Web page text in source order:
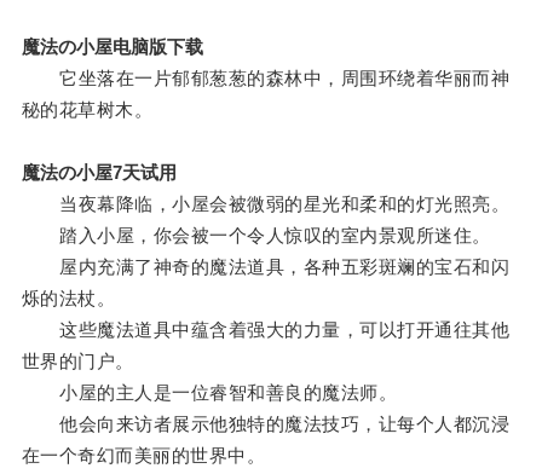
魔法の小屋电脑版下载
它坐落在一片郁郁葱葱的森林中，周围环绕着华丽而神
秘的花草树木。
魔法の小屋7天试用
当夜幕降临，小屋会被微弱的星光和柔和的灯光照亮。
踏入小屋，你会被一个令人惊叹的室内景观所迷住。
屋内充满了神奇的魔法道具，各种五彩斑斓的宝石和闪
烁的法杖。
这些魔法道具中蕴含着强大的力量，可以打开通往其他
世界的门户。
小屋的主人是一位睿智和善良的魔法师。
他会向来访者展示他独特的魔法技巧，让每个人都沉浸
在一个奇幻而美丽的世界中。